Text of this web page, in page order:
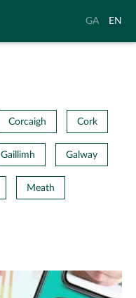
Aistrigh
Gaeilge
GA
to
EN
Corcaigh Cork
Gaillimh Galway
Meath